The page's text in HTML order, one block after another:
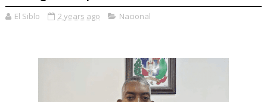
El Siblo 2 years ago Nacional